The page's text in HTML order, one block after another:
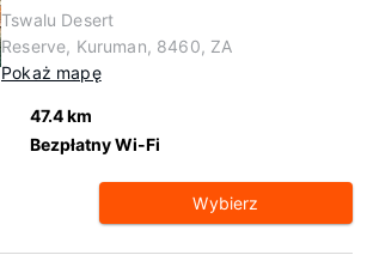
Tswalu Desert
Reserve, Kuruman, 8460, ZA
Pokaż mapę
47.4 km
Bezpłatny Wi-Fi
Wybierz